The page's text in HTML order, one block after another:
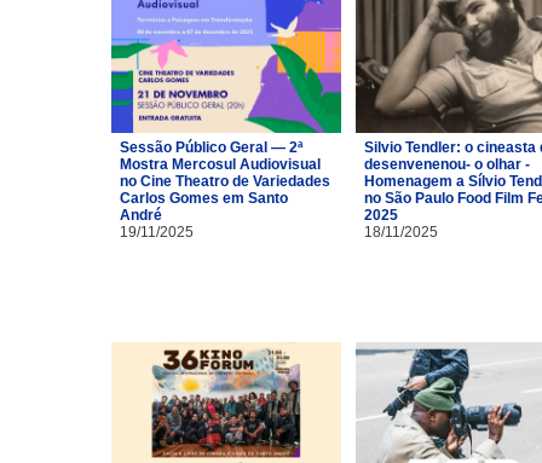
Sessão Público Geral — 2ª
Mostra Mercosul Audiovisual
no Cine Theatro de Variedades
Carlos Gomes em Santo
André
19/11/2025
Silvio Tendler: o cineasta
desenvenenou- o olhar -
Homenagem a Sílvio
no São Paulo Food Film
2025
18/11/2025